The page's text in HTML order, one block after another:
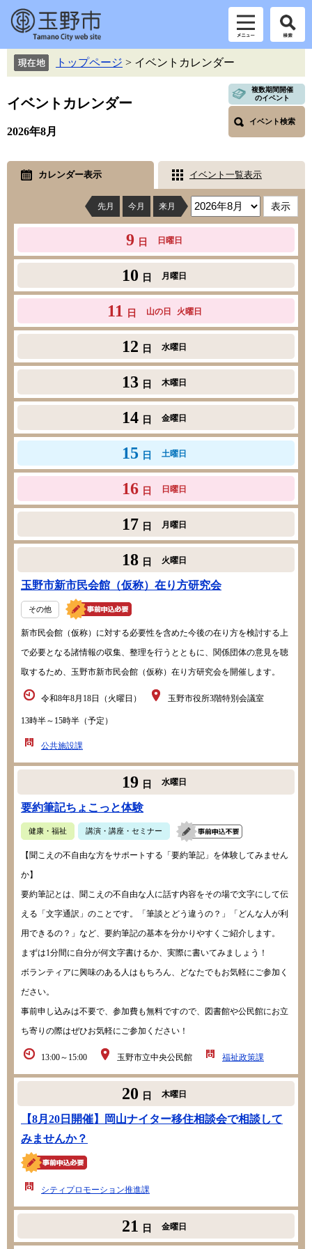
頭
飛
トップページ > イベントカレンダー
本
イベントカレンダー
複数期間開催
のイベント
イベント検索
2026年8月
カレンダー表示 イベント一覧表示
先月 今月 来月
9 日 日曜日
10 日 月曜日
11 日 山の日 火曜日
12 日 水曜日
13 日 木曜日
14 日 金曜日
15 日 土曜日
16 日 日曜日
17 日 月曜日
18 日 火曜日
玉野市新市民会館（仮称）在り方研究会
その他
新市民会館（仮称）に対する必要性を含めた今後の在り方を検討する上
で必要となる諸情報の収集、整理を行うとともに、関係団体の意見を聴
取するため、玉野市新市民会館（仮称）在り方研究会を開催します。
令和8年8月18日（火曜日）
13時半～15時半（予定）
玉野市役所3階特別会議室
公共施設課
19 日 水曜日
要約筆記ちょこっと体験
健康・福祉 講演・講座・セミナー
【聞こえの不自由な方をサポートする「要約筆記」を体験してみません
か】
要約筆記とは、聞こえの不自由な人に話す内容をその場で文字にして伝
える「文字通訳」のことです。「筆談とどう違うの？」「どんな人が利
用できるの？」など、要約筆記の基本を分かりやすくご紹介します。
まずは1分間に自分が何文字書けるか、実際に書いてみましょう！
ボランティアに興味のある人はもちろん、どなたでもお気軽にご参加く
ださい。
事前申し込みは不要で、参加費も無料ですので、図書館や公民館にお立
ち寄りの際はぜひお気軽にご参加ください！
13:00～15:00 玉野市立中央公民館 福祉政策課
20 日 木曜日
【8月20日開催】岡山ナイター移住相談会で相談して
みませんか？
シティプロモーション推進課
21 日 金曜日